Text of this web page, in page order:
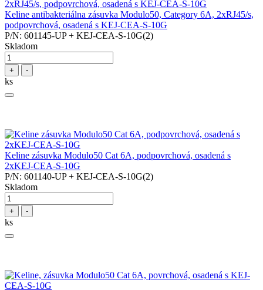
Keline antibakteriálna zásuvka Modulo50, Category 6A, 2xRJ45/s,
podpovrchová, osadená s KEJ-CEA-S-10G
P/N: 601145-UP + KEJ-CEA-S-10G(2)
Skladom
+ -
ks
Keline zásuvka Modulo50 Cat 6A, podpovrchová, osadená s
2xKEJ-CEA-S-10G
P/N: 601140-UP + KEJ-CEA-S-10G(2)
Skladom
+ -
ks